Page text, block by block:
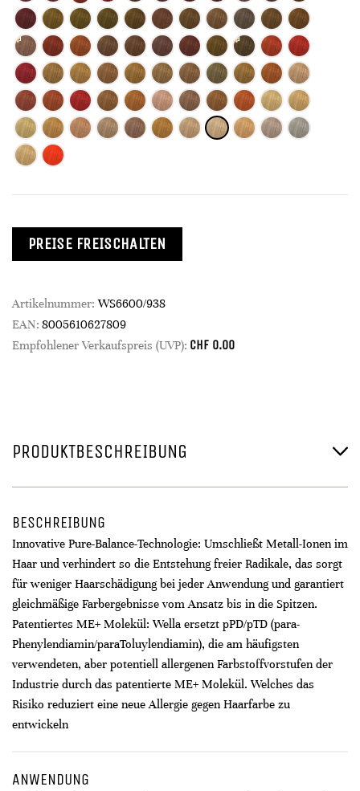
PREISE FREISCHALTEN
Artikelnummer: WS6600/938
EAN: 8005610627809
Empfohlener Verkaufspreis (UVP): CHF 0.00
PRODUKTBESCHREIBUNG
BESCHREIBUNG
Innovative Pure-Balance-Technologie: Umschließt Metall-Ionen im
Haar und verhindert so die Entstehung freier Radikale, das sorgt
für weniger Haarschädigung bei jeder Anwendung und garantiert
gleichmäßige Farbergebnisse vom Ansatz bis in die Spitzen.
Patentiertes ME+ Molekül: Wella ersetzt pPD/pTD (para-
Phenylendiamin/paraToluylendiamin), die am häufigsten
verwendeten, aber potentiell allergenen Farbstoffvorstufen der
Industrie durch das patentierte ME+ Molekül. Welches das
Risiko reduziert eine neue Allergie gegen Haarfarbe zu
entwickeln
ANWENDUNG